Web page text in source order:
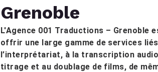
Grenoble
L'Agence 001 Traductions – Grenoble
offrir une large gamme de services
l’interprétariat, à la transcription
titrage et au doublage de films, de